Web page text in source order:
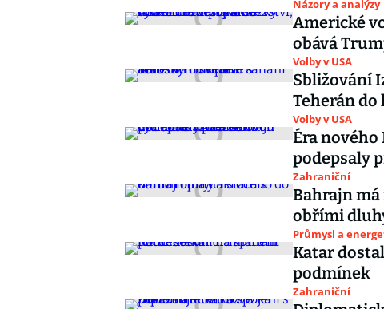
Názory a analýzy
Americké
obává
Volby v USA
Sbližování
Teherán
Volby v USA
Éra nového
podepsaly
Zahraniční
Bahrajn
obřími
Průmysl a
Katar
podmínek
Zahraniční